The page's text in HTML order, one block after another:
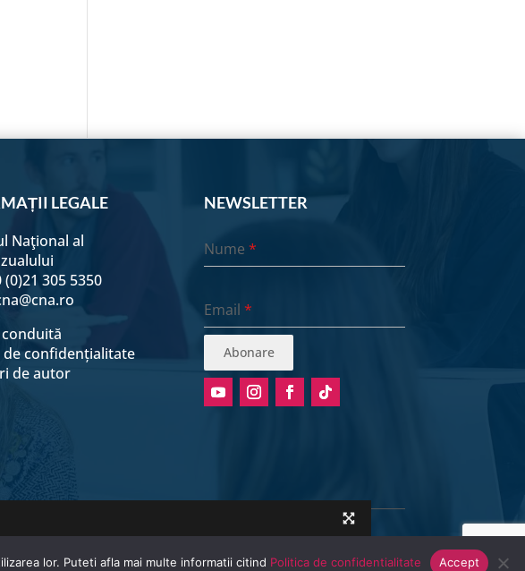
LEGALE
Naţional al
(0)21 305 5350
de confidențialitate
de autor
NEWSLETTER
Nume*
Email*
Abonare
Reserved.
lor. Puteti afla mai multe informatii citind Politica de confidentialitate Accept